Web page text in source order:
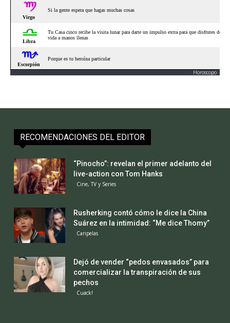
Horoscopo
RECOMENDACIONES DEL EDITOR
“Pinocho”: revelan el primer adelanto del
live-action con Tom Hanks
Cine, TV y Series
Rusherking contó cómo le dice la China
Suárez en la intimidad: “Me dice Thomy”
Caripelas
Dejó de vender “pedos envasados” para
comercializar la transpiración de sus
pechos
Cuack!